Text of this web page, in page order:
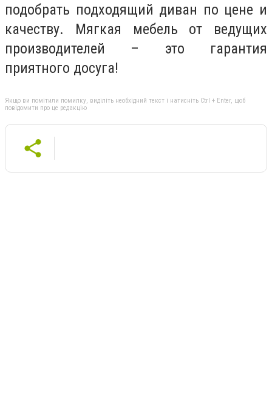
подобрать подходящий диван по цене и
качеству. Мягкая мебель от ведущих
производителей – это гарантия
приятного досуга!
Якщо ви помітили помилку, виділіть необхідний текст і натисніть Ctrl + Enter, щоб
повідомити про це редакцію